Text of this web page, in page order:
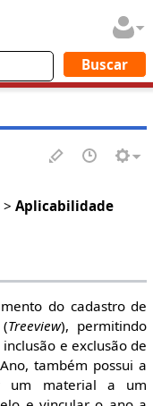
> Aplicabilidade
do cadastro de
Treeview), permitindo
e exclusão de
também possui a
um material a um